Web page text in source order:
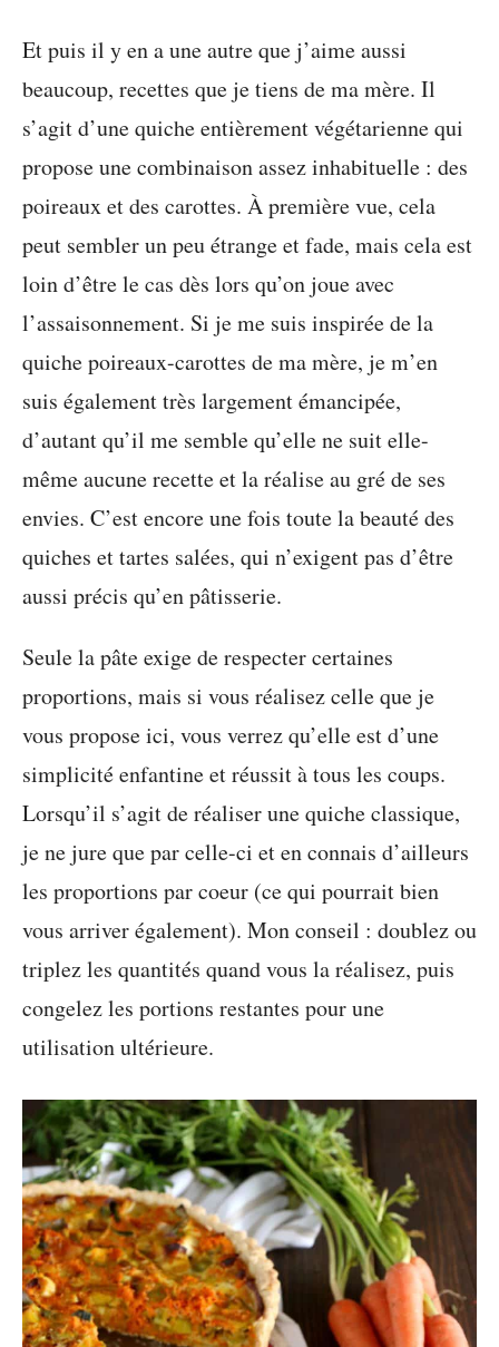
Et puis il y en a une autre que j’aime aussi
beaucoup, recettes que je tiens de ma mère. Il
s’agit d’une quiche entièrement végétarienne qui
propose une combinaison assez inhabituelle : des
poireaux et des carottes. À première vue, cela
peut sembler un peu étrange et fade, mais cela est
loin d’être le cas dès lors qu’on joue avec
l’assaisonnement. Si je me suis inspirée de la
quiche poireaux-carottes de ma mère, je m’en
suis également très largement émancipée,
d’autant qu’il me semble qu’elle ne suit elle-
même aucune recette et la réalise au gré de ses
envies. C’est encore une fois toute la beauté des
quiches et tartes salées, qui n’exigent pas d’être
aussi précis qu’en pâtisserie.
Seule la pâte exige de respecter certaines
proportions, mais si vous réalisez celle que je
vous propose ici, vous verrez qu’elle est d’une
simplicité enfantine et réussit à tous les coups.
Lorsqu’il s’agit de réaliser une quiche classique,
je ne jure que par celle-ci et en connais d’ailleurs
les proportions par coeur (ce qui pourrait bien
vous arriver également). Mon conseil : doublez ou
triplez les quantités quand vous la réalisez, puis
congelez les portions restantes pour une
utilisation ultérieure.